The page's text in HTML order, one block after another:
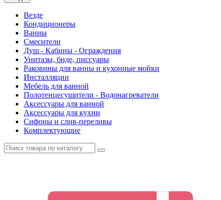
Везде
Кондиционеры
Ванны
Смесители
Душ - Кабины - Ограждения
Унитазы, биде, писсуары
Раковины для ванны и кухонные мойки
Инсталляции
Мебель для ванной
Полотенцесушители - Водонагреватели
Аксессуары для ванной
Аксессуары для кухни
Сифоны и слив-переливы
Комплектующие